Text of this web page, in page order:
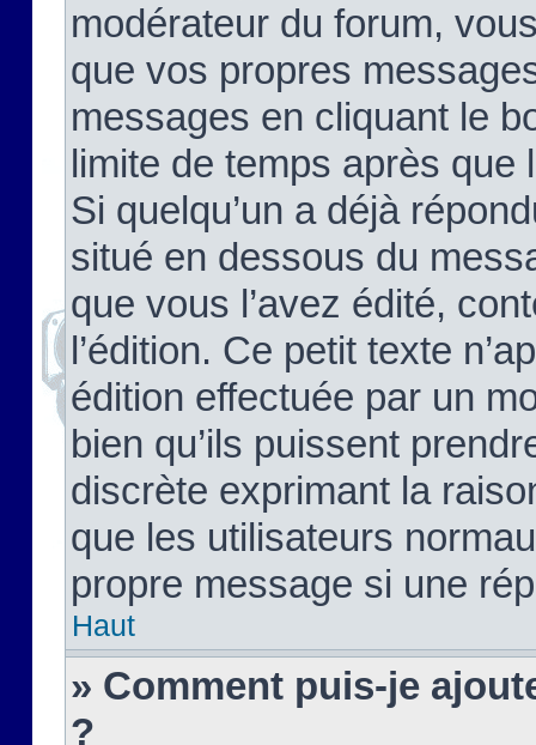
modérateur du forum,
que vos propres
messages en cliquant le
limite de temps après que
Si quelqu’un a déjà
situé en dessous du
que vous l’avez édité,
l’édition. Ce petit texte
édition effectuée par un
bien qu’ils puissent
discrète exprimant la
que les utilisateurs
propre message si une
Haut
» Comment puis-je
?